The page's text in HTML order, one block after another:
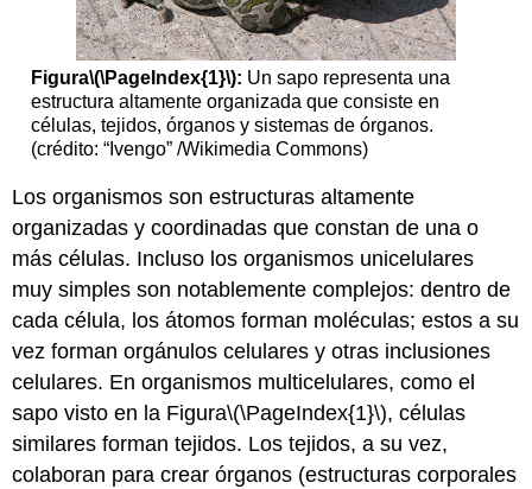
Figura\(\PageIndex{1}\): Un sapo representa una
estructura altamente organizada que consiste en
células, tejidos, órganos y sistemas de órganos.
(crédito: “Ivengo” /Wikimedia Commons)
Los organismos son estructuras altamente
organizadas y coordinadas que constan de una o
más células. Incluso los organismos unicelulares
muy simples son notablemente complejos: dentro de
cada célula, los átomos forman moléculas; estos a su
vez forman orgánulos celulares y otras inclusiones
celulares. En organismos multicelulares, como el
sapo visto en la Figura\(\PageIndex{1}\), células
similares forman tejidos. Los tejidos, a su vez,
colaboran para crear órganos (estructuras corporales